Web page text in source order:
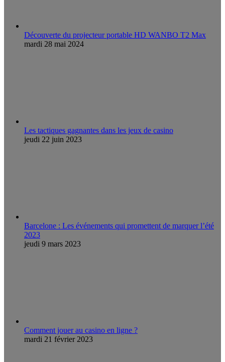
Découverte du projecteur portable HD WANBO T2 Max
mardi 28 mai 2024
Les tactiques gagnantes dans les jeux de casino
jeudi 22 juin 2023
Barcelone : Les événements qui promettent de marquer l’été
2023
jeudi 9 mars 2023
Comment jouer au casino en ligne ?
mardi 21 février 2023